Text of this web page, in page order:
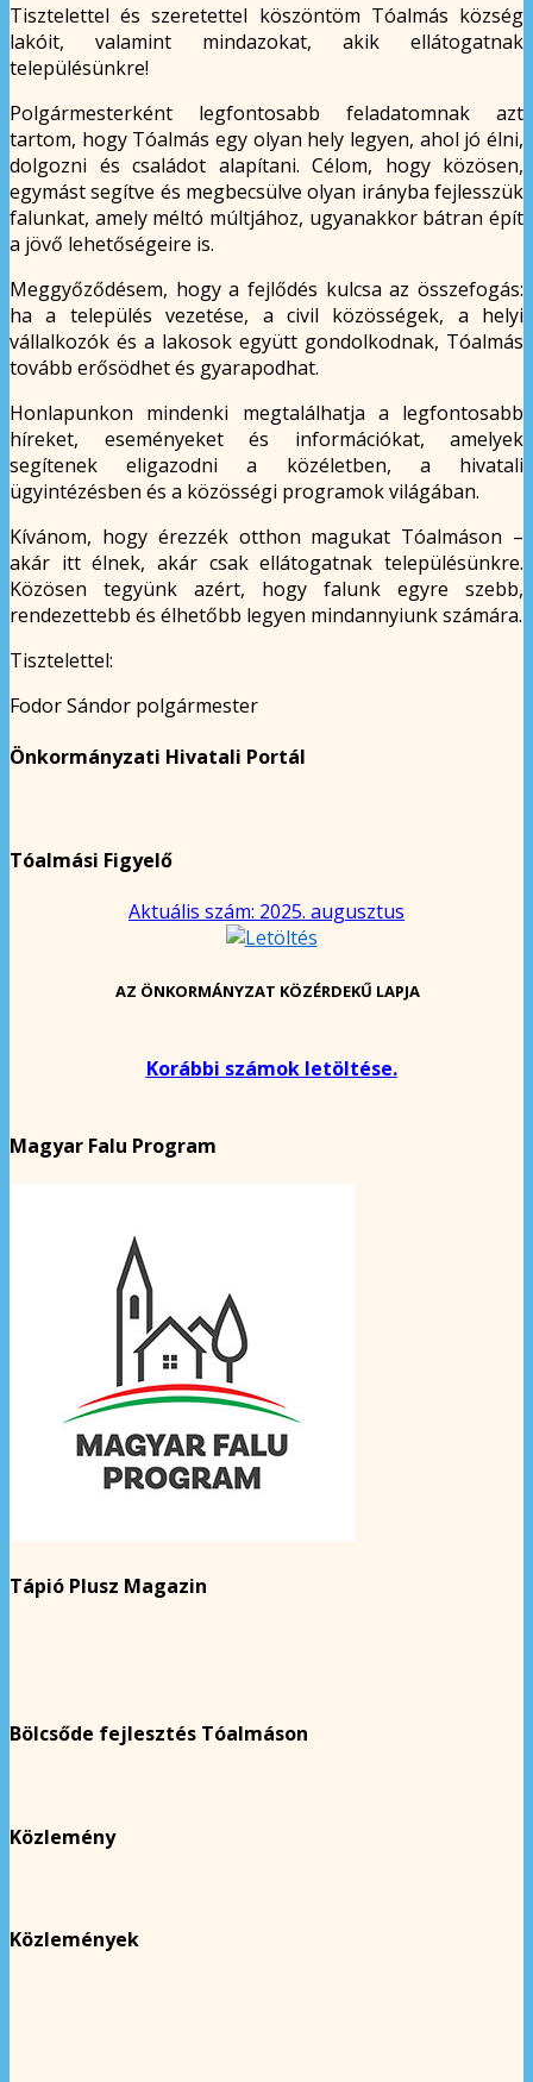
Tisztelettel és szeretettel köszöntöm Tóalmás község
lakóit, valamint mindazokat, akik ellátogatnak
településünkre!
Polgármesterként legfontosabb feladatomnak azt
tartom, hogy Tóalmás egy olyan hely legyen, ahol jó élni,
dolgozni és családot alapítani. Célom, hogy közösen,
egymást segítve és megbecsülve olyan irányba fejlesszük
falunkat, amely méltó múltjához, ugyanakkor bátran épít
a jövő lehetőségeire is.
Meggyőződésem, hogy a fejlődés kulcsa az összefogás:
ha a település vezetése, a civil közösségek, a helyi
vállalkozók és a lakosok együtt gondolkodnak, Tóalmás
tovább erősödhet és gyarapodhat.
Honlapunkon mindenki megtalálhatja a legfontosabb
híreket, eseményeket és információkat, amelyek
segítenek eligazodni a közéletben, a hivatali
ügyintézésben és a közösségi programok világában.
Kívánom, hogy érezzék otthon magukat Tóalmáson –
akár itt élnek, akár csak ellátogatnak településünkre.
Közösen tegyünk azért, hogy falunk egyre szebb,
rendezettebb és élhetőbb legyen mindannyiunk számára.
Tisztelettel:
Fodor Sándor polgármester
Önkormányzati Hivatali Portál
Tóalmási Figyelő
Aktuális szám: 2025. augusztus
AZ ÖNKORMÁNYZAT KÖZÉRDEKŰ LAPJA
Korábbi számok letöltése.
Magyar Falu Program
Tápió Plusz Magazin
Bölcsőde fejlesztés Tóalmáson
Közlemény
Közlemények